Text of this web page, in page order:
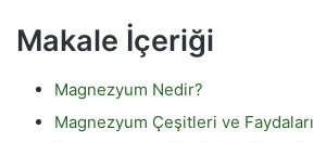
Makale İçeriği
Magnezyum Nedir?
Magnezyum Çeşitleri ve Faydaları